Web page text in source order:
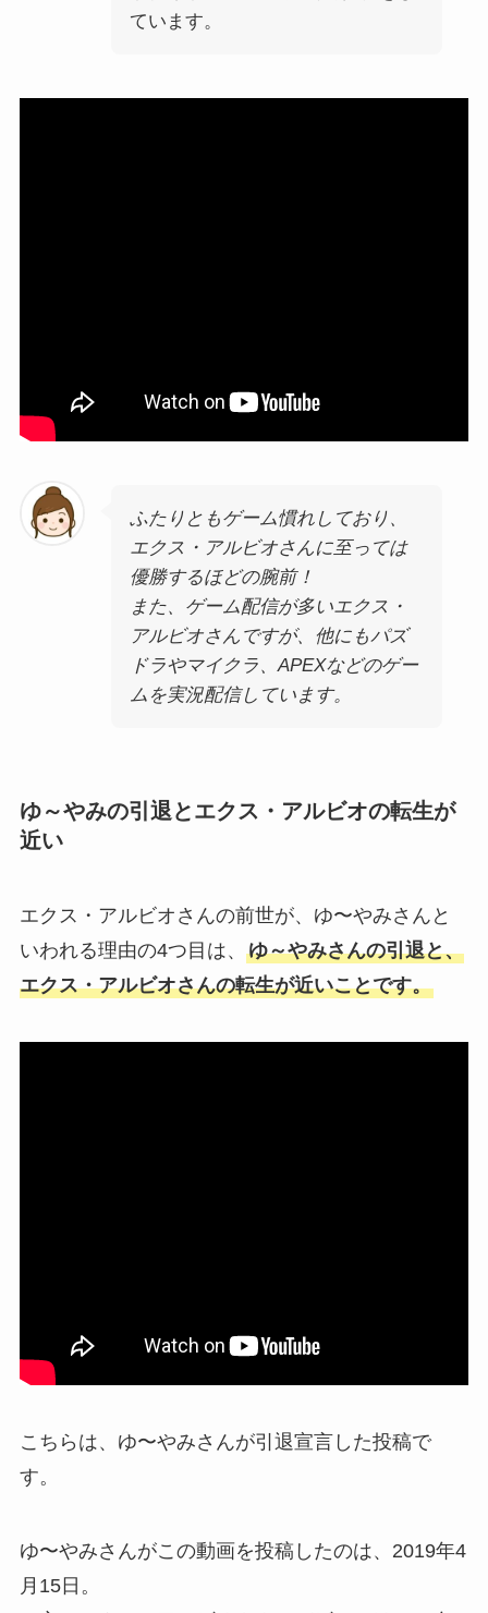
ています。
ふたりともゲーム慣れしており、
エクス・アルビオさんに至っては
優勝するほどの腕前！
また、ゲーム配信が多いエクス・
アルビオさんですが、他にもパズ
ドラやマイクラ、APEXなどのゲー
ムを実況配信しています。
ゆ～やみの引退とエクス・アルビオの転生が
近い
エクス・アルビオさんの前世が、ゆ〜やみさんと
いわれる理由の4つ目は、 ゆ～やみさんの引退と、
エクス・アルビオさんの転生が近いことです。
こちらは、ゆ〜やみさんが引退宣言した投稿で
す。
ゆ〜やみさんがこの動画を投稿したのは、2019年4
月15日。